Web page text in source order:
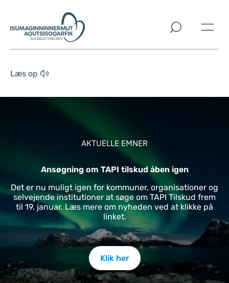
Spring til indholdssektion
Læs op
AKTUELLE EMNER
Ansøgning om TAPI tilskud åben igen
Det er nu muligt igen for kommuner, organisationer og
selvejende institutioner at søge om TAPI Tilskud frem
til 19. januar. Læs mere om nyheden ved at klikke på
linket.
Klik her